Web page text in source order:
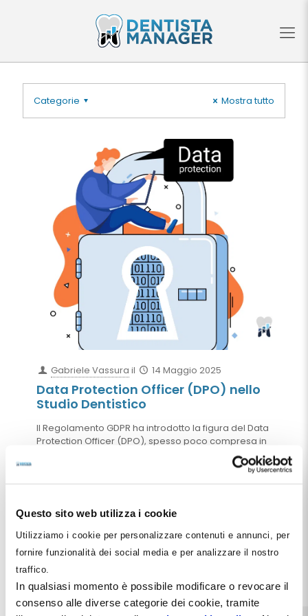
Questo sito web utilizza i cookie
Utilizziamo i cookie per personalizzare contenuti e annunci, per
fornire funzionalità dei social media e per analizzare il nostro
traffico.
In qualsiasi momento è possibile modificare o revocare il
consenso alle diverse categorie dei cookie, tramite
Categorie Mostra tutto
Gabriele Vassura il 14 Maggio 2025
Data Protection Officer (DPO) nello
Studio Dentistico
Il Regolamento GDPR ha introdotto la figura del Data
Protection Officer (DPO), spesso poco compresa in
ambito odontoiatrico. In questo articolo offriamo
una guida completa per lo studio dentistico: chi è il
perché la sua presenza può diventare un
investimento strategico. Con esempi pratici,
riferimenti normativi e criteri operativi, aiutiamo il
professionista a prendere decisioni consapevoli.